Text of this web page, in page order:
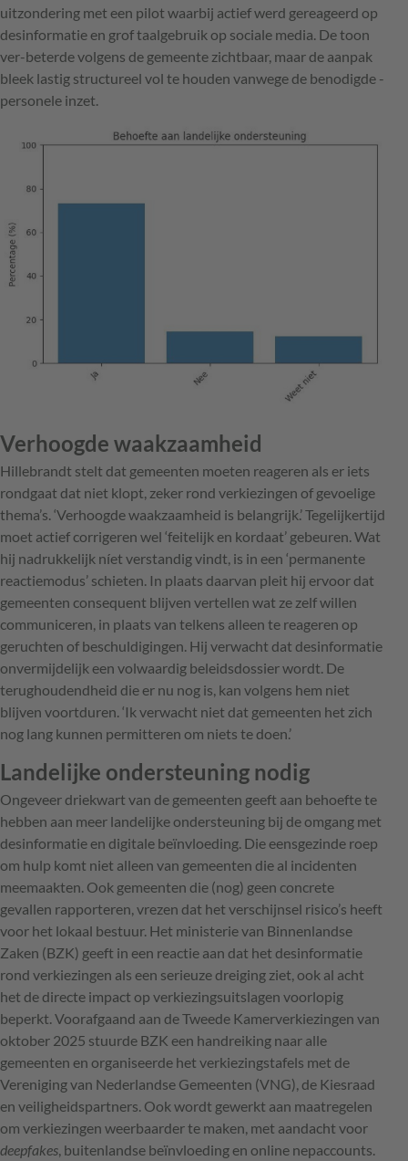
uitzondering met een pilot waarbij actief werd gereageerd op
desinformatie en grof taalgebruik op sociale media. De toon
ver-­beterde volgens de gemeente zichtbaar, maar de aanpak
bleek lastig structureel vol te houden vanwege de benodigde ­
personele inzet.
Verhoogde waakzaamheid
Hillebrandt stelt dat gemeenten moeten reageren als er iets
rondgaat dat niet klopt, zeker rond verkiezingen of gevoelige
thema’s. ‘Verhoogde waakzaamheid is belangrijk.’ Tegelijkertijd
moet actief corrigeren wel ‘feitelijk en kordaat’ gebeuren. Wat
hij nadrukkelijk níet verstandig vindt, is in een ‘permanente
reactiemodus’ schieten. In plaats daarvan pleit hij ervoor dat
gemeenten consequent blijven vertellen wat ze zelf willen
communiceren, in plaats van ­telkens alleen te reageren op
geruchten of beschuldigingen. Hij verwacht dat desinformatie
onvermijdelijk een volwaardig beleidsdossier wordt. De
terughoudendheid die er nu nog is, kan volgens hem niet
blijven voortduren. ‘Ik verwacht niet dat gemeenten het zich
nog lang ­kunnen permitteren om niets te doen.’
Landelijke ondersteuning nodig
Ongeveer driekwart van de gemeenten geeft aan behoefte te
hebben aan meer landelijke ondersteuning bij de omgang met
desinformatie en digitale beïnvloeding. Die eensgezinde roep
om hulp komt niet alleen van gemeenten die al incidenten
meemaakten. Ook gemeenten die (nog) geen concrete
gevallen rapporteren, vrezen dat het verschijnsel risico’s heeft
voor het lokaal bestuur. Het ministerie van Binnenlandse
Zaken (BZK) geeft in een reactie aan dat het desinformatie
rond verkiezingen als een serieuze dreiging ziet, ook al acht
het de directe impact op verkiezingsuitslagen voorlopig
beperkt. Voorafgaand aan de Tweede Kamerverkiezingen van
oktober 2025 stuurde BZK een handreiking naar alle
gemeenten en organiseerde het verkiezingstafels met de
Vereniging van Nederlandse Gemeenten (VNG), de Kiesraad
en veiligheidspartners. Ook wordt gewerkt aan maatregelen
om verkiezingen weerbaarder te maken, met aandacht voor
deepfakes , buitenlandse beïnvloeding en online nepaccounts.